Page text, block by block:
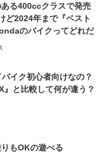
ある400ccクラスで発売
2024年まで『ベスト
のバイクってどれだ
イク初心者向けなの？
』と比較して何が違う？
もOKの遊べる